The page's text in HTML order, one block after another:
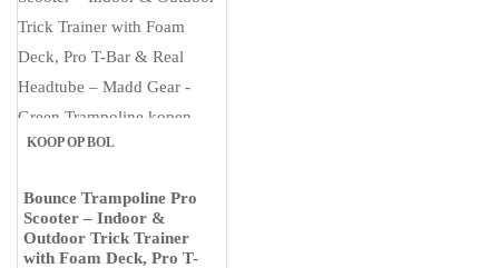
KOOP OP BOL
Bounce Trampoline Pro
Scooter – Indoor &
Outdoor Trick Trainer
with Foam Deck, Pro T-